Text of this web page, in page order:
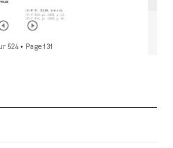
Vitteaux (Côte-d'Or), lors de la
(12 novembre 1794)
p.135
524 • Page 131